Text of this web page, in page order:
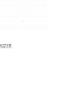
简谱